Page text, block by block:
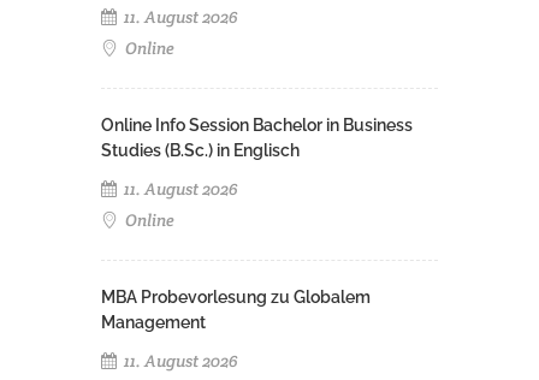
11. August 2026
Online
Online Info Session Bachelor in Business
Studies (B.Sc.) in Englisch
11. August 2026
Online
MBA Probevorlesung zu Globalem
Management
11. August 2026